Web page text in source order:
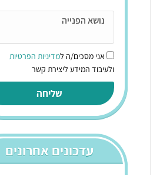
אני מסכים/ה למדיניות הפרטיות
ולעיבוד המידע ליצירת קשר
עדכונים אחרונים